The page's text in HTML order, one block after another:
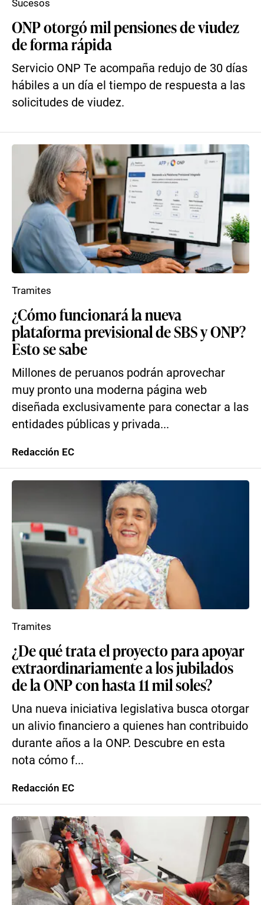
ONP otorgó mil pensiones de viudez
de forma rápida
Servicio ONP Te acompaña redujo de 30 días
hábiles a un día el tiempo de respuesta a las
solicitudes de viudez.
Sucesos
¿Cómo funcionará la nueva
plataforma previsional de SBS y ONP?
Esto se sabe
Millones de peruanos podrán aprovechar
muy pronto una moderna página web
diseñada exclusivamente para conectar a las
entidades públicas y privada...
Tramites
Redacción EC
¿De qué trata el proyecto para apoyar
extraordinariamente a los jubilados
de la ONP con hasta 11 mil soles?
Una nueva iniciativa legislativa busca otorgar
un alivio financiero a quienes han contribuido
durante años a la ONP. Descubre en esta
nota cómo f...
Tramites
Redacción EC